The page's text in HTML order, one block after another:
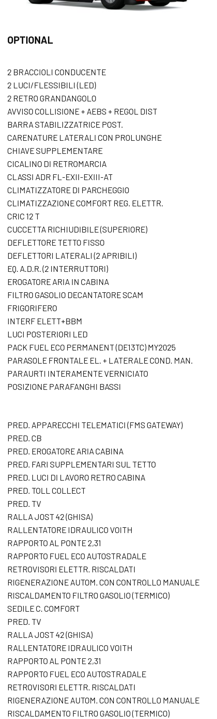
OPTIONAL
2 BRACCIOLI CONDUCENTE
2 LUCI/FLESSIBILI (LED)
2 RETRO GRANDANGOLO
AVVISO COLLISIONE + AEBS + REGOL DIST
BARRA STABILIZZATRICE POST.
CARENATURE LATERALI CON PROLUNGHE
CHIAVE SUPPLEMENTARE
CICALINO DI RETROMARCIA
CLASSI ADR FL-EXII-EXIII-AT
CLIMATIZZATORE DI PARCHEGGIO
CLIMATIZZAZIONE COMFORT REG. ELETTR.
CRIC 12 T
CUCCETTA RICHIUDIBILE (SUPERIORE)
DEFLETTORE TETTO FISSO
DEFLETTORI LATERALI (2 APRIBILI)
EQ. A.D.R. (2 INTERRUTTORI)
EROGATORE ARIA IN CABINA
FILTRO GASOLIO DECANTATORE SCAM
FRIGORIFERO
INTERF ELETT+BBM
LUCI POSTERIORI LED
PACK FUEL ECO PERMANENT (DE13TC) MY2025
PARASOLE FRONTALE EL. + LATERALE COND. MAN.
PARAURTI INTERAMENTE VERNICIATO
POSIZIONE PARAFANGHI BASSI
PRED. APPARECCHI TELEMATICI (FMS GATEWAY)
PRED. CB
PRED. EROGATORE ARIA CABINA
PRED. FARI SUPPLEMENTARI SUL TETTO
PRED. LUCI DI LAVORO RETRO CABINA
PRED. TOLL COLLECT
PRED. TV
RALLA JOST 42 (GHISA)
RALLENTATORE IDRAULICO VOITH
RAPPORTO AL PONTE 2,31
RAPPORTO FUEL ECO AUTOSTRADALE
RETROVISORI ELETTR. RISCALDATI
RIGENERAZIONE AUTOM. CON CONTROLLO MANUALE
RISCALDAMENTO FILTRO GASOLIO (TERMICO)
SEDILE C. COMFORT
PRED. TV
RALLA JOST 42 (GHISA)
RALLENTATORE IDRAULICO VOITH
RAPPORTO AL PONTE 2,31
RAPPORTO FUEL ECO AUTOSTRADALE
RETROVISORI ELETTR. RISCALDATI
RIGENERAZIONE AUTOM. CON CONTROLLO MANUALE
RISCALDAMENTO FILTRO GASOLIO (TERMICO)